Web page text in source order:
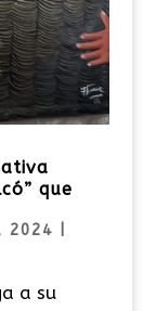
que
2024
a su